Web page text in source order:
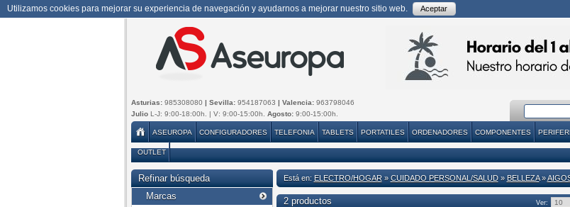
Utilizamos cookies para mejorar su experiencia de navegación y ayudarnos a mejorar nuestro sitio web. Aceptar
Asturias: 985308080 | Sevilla: 954187063 | Valencia: 963798046
JulioL-J: 9:00-18:00h. | V: 9:00-15:00h. Agosto:9:00-15:00h.
ASEUROPA CONFIGURADORES TELEFONIA TABLETS PORTATILES ORDENADORES COMPONENTES
OUTLET
Refinar búsqueda
Marcas
Está en: ELECTRO/HOGAR» CUIDADO PERSONAL/SALUD» BELLEZA»
2 productos Ver: